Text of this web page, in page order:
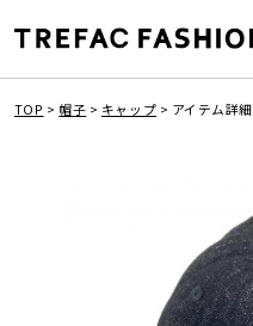
TOP > 帽子 > キャップ > アイテム詳細